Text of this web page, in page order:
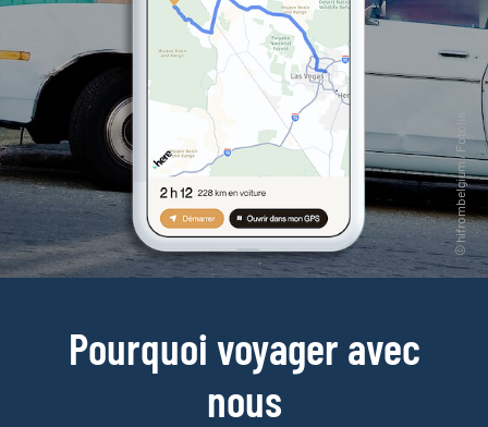
Pourquoi voyager avec
nous